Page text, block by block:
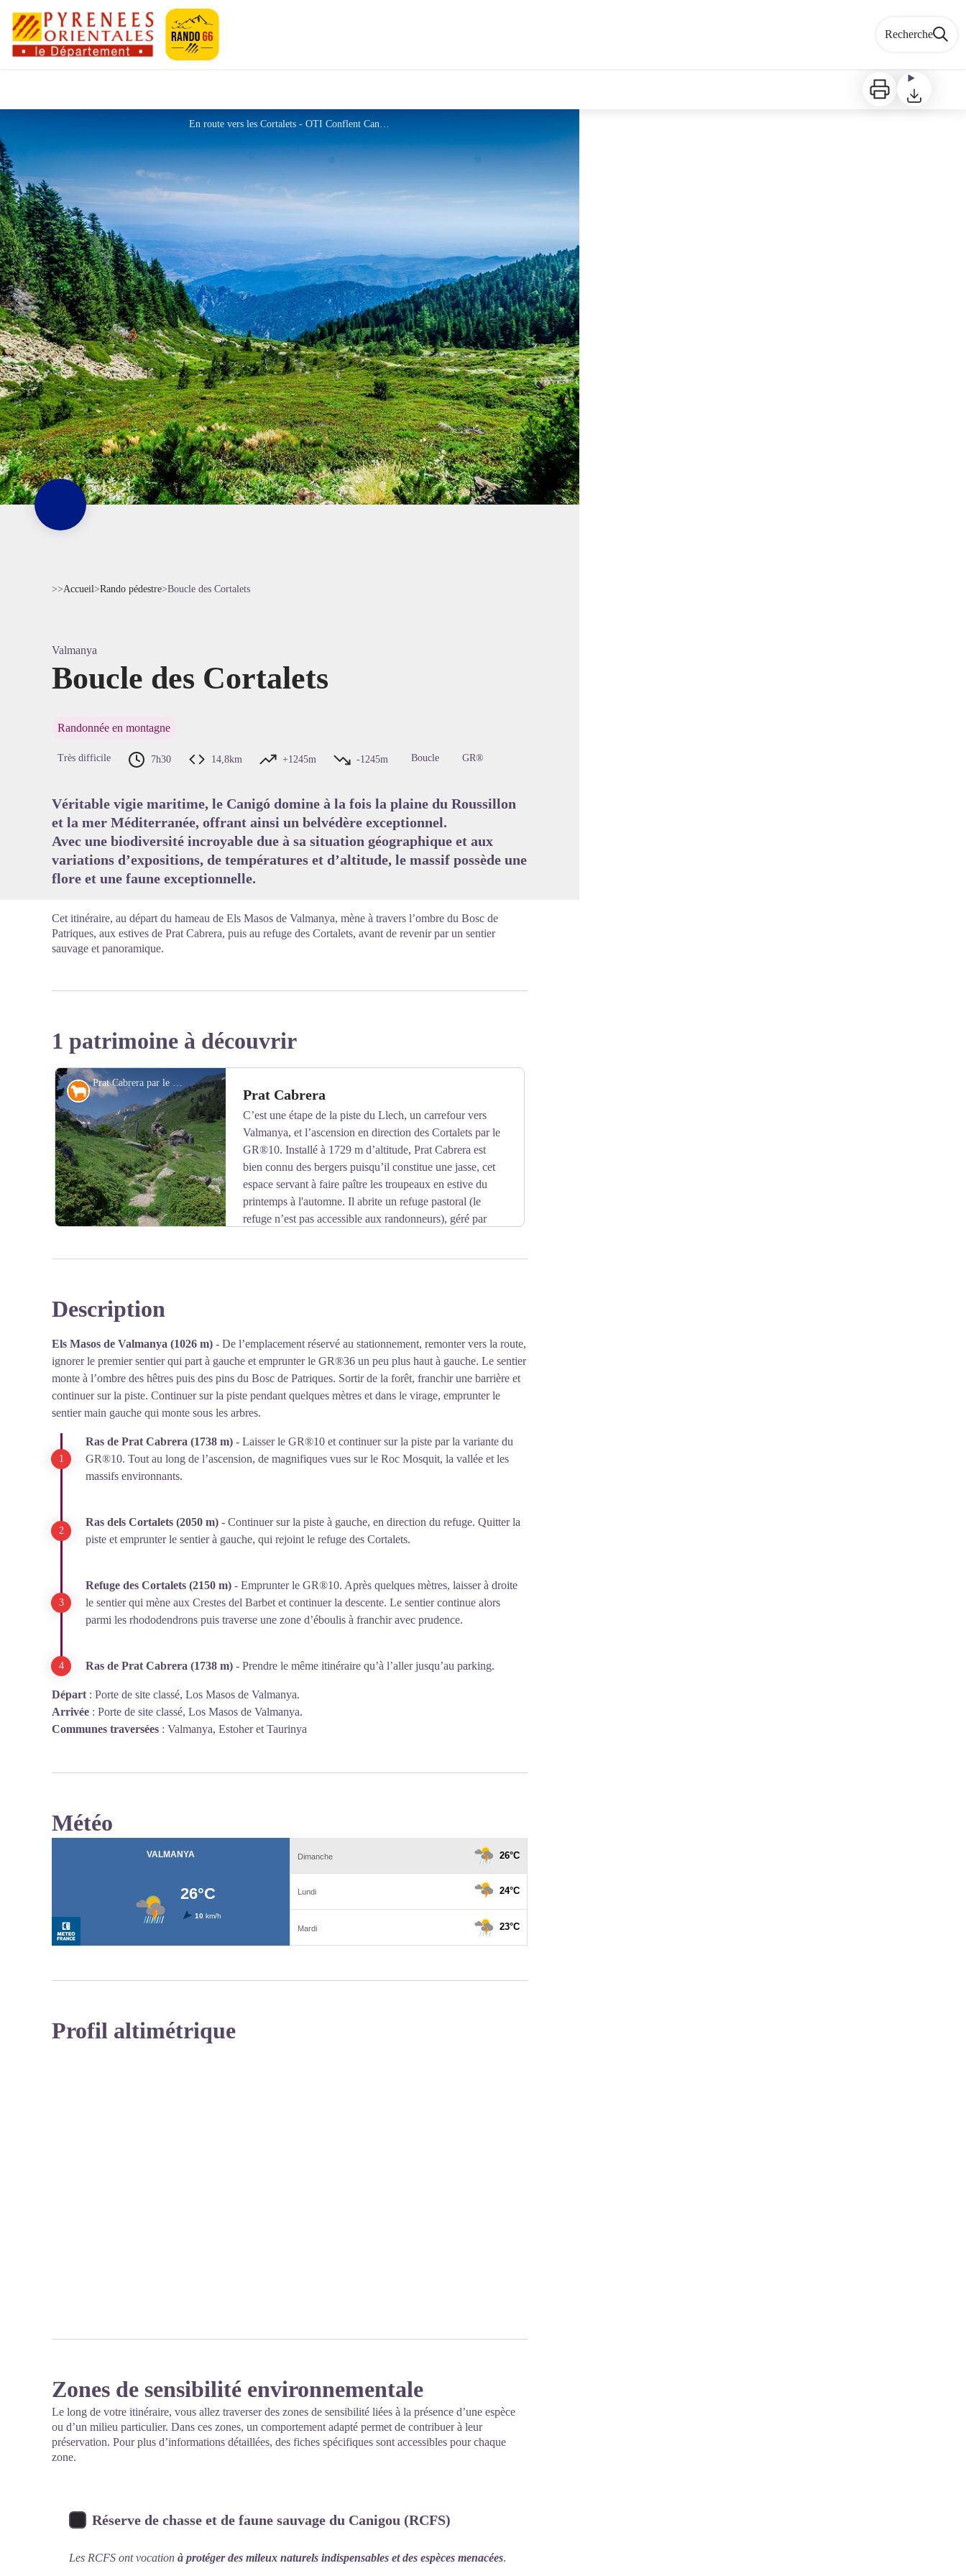
Recherche
Imprimer Télécharger
En route vers les Cortalets - OTI Conflent Canigó
>>Accueil>Rando pédestre>Boucle des Cortalets
Valmanya
Boucle des Cortalets
Randonnée en montagne
Très difficile 7h30 14,8km +1245m -1245m Boucle GR®
Véritable vigie maritime, le Canigó domine à la fois la plaine du Roussillon
et la mer Méditerranée, offrant ainsi un belvédère exceptionnel.
Avec une biodiversité incroyable due à sa situation géographique et aux
variations d’expositions, de températures et d’altitude, le massif possède une
flore et une faune exceptionnelle.
Cet itinéraire, au départ du hameau de Els Masos de Valmanya, mène à travers l’ombre du Bosc de
Patriques, aux estives de Prat Cabrera, puis au refuge des Cortalets, avant de revenir par un sentier
sauvage et panoramique.
1 patrimoine à découvrir
Prat Cabrera par le GR36 - © B.Frankel-CD66
Voir l'image en plein écran
Pastoralisme Prat Cabrera
C’est une étape de la piste du Llech, un carrefour vers
Valmanya, et l’ascension en direction des Cortalets par le
GR®10. Installé à 1729 m d’altitude, Prat Cabrera est
bien connu des bergers puisqu’il constitue une jasse, cet
espace servant à faire paître les troupeaux en estive du
printemps à l'automne. Il abrite un refuge pastoral (le
refuge n’est pas accessible aux randonneurs), géré par
Description
Els Masos de Valmanya (1026 m) - De l’emplacement réservé au stationnement, remonter vers la route,
ignorer le premier sentier qui part à gauche et emprunter le GR®36 un peu plus haut à gauche. Le sentier
monte à l’ombre des hêtres puis des pins du Bosc de Patriques. Sortir de la forêt, franchir une barrière et
continuer sur la piste. Continuer sur la piste pendant quelques mètres et dans le virage, emprunter le
sentier main gauche qui monte sous les arbres.
Ras de Prat Cabrera (1738 m) - Laisser le GR®10 et continuer sur la piste par la variante du
GR®10. Tout au long de l’ascension, de magnifiques vues sur le Roc Mosquit, la vallée et les
massifs environnants.
Ras dels Cortalets (2050 m) - Continuer sur la piste à gauche, en direction du refuge. Quitter la
piste et emprunter le sentier à gauche, qui rejoint le refuge des Cortalets.
Refuge des Cortalets (2150 m) - Emprunter le GR®10. Après quelques mètres, laisser à droite
le sentier qui mène aux Crestes del Barbet et continuer la descente. Le sentier continue alors
parmi les rhododendrons puis traverse une zone d’éboulis à franchir avec prudence.
Ras de Prat Cabrera (1738 m) - Prendre le même itinéraire qu’à l’aller jusqu’au parking.
Départ : Porte de site classé, Los Masos de Valmanya.
Arrivée : Porte de site classé, Los Masos de Valmanya.
Communes traversées : Valmanya, Estoher et Taurinya
Météo
Profil altimétrique
Zones de sensibilité environnementale
Le long de votre itinéraire, vous allez traverser des zones de sensibilité liées à la présence d’une espèce
ou d’un milieu particulier. Dans ces zones, un comportement adapté permet de contribuer à leur
préservation. Pour plus d’informations détaillées, des fiches spécifiques sont accessibles pour chaque
zone.
Réserve de chasse et de faune sauvage du Canigou (RCFS)
Les RCFS ont vocation à protéger des mileux naturels indispensables et des espèces menacées.